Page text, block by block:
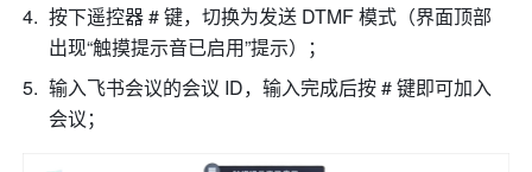
按下遥控器 # 键，切换为发送 DTMF 模式（界面顶部
出现“触摸提示音已启用”提示）；
输入飞书会议的会议 ID，输入完成后按 # 键即可加入
会议；